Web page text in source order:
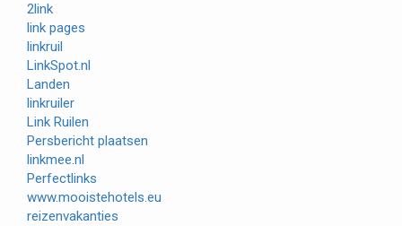
2link
link pages
linkruil
LinkSpot.nl
Landen
linkruiler
Link Ruilen
Persbericht plaatsen
linkmee.nl
Perfectlinks
www.mooistehotels.eu
reizenvakanties